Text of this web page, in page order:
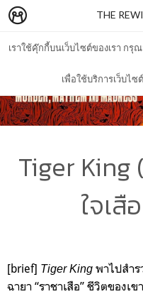
เราใช้คุ๊กกี้บนเว็บไซต์ของเรา กรุ
เพื่อใช้บริการเว็บไซต์
THE
Tiger King
ใจเสื
[brief] Tiger King พาไปสำร
ฉายา “ราชาเสือ” ชีวิตของ